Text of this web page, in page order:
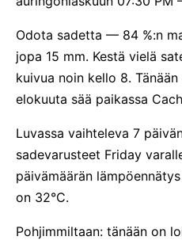
Odota sadetta — 84 %:n
jopa 15 mm. Kestä vielä
kuivua noin kello 8.
elokuuta sää paikassa
Luvassa vaihteleva 7
sadevarusteet Friday
päivämäärän
on 32°C.
Pohjimmiltaan: tänään on